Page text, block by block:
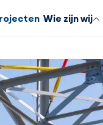
Wie zijn wij